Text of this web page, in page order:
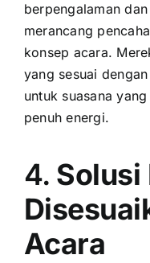
berpengalaman
merancang
konsep acara.
yang sesuai
untuk suasana
penuh energi.
4. Solusi
Acara